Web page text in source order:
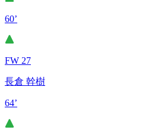
60’
FW 27
長倉 幹樹
64’